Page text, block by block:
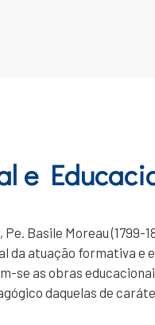
e
Basile Moreau (1799-
da atuação formativa e
se as obras
daquelas de